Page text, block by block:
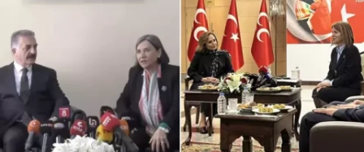
Bingöl
Bitlis
Bolu
Burdur
Bursa